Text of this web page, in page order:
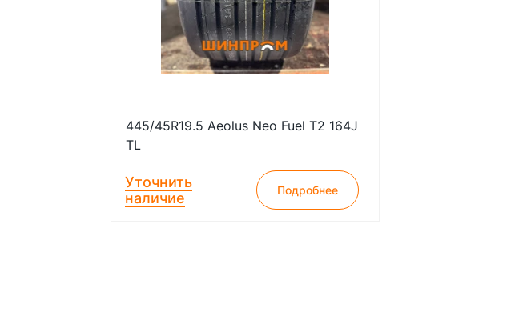
445/45R19.5 Aeolus Neo Fuel T2 164J
TL
Уточнить
наличие
Подробнее